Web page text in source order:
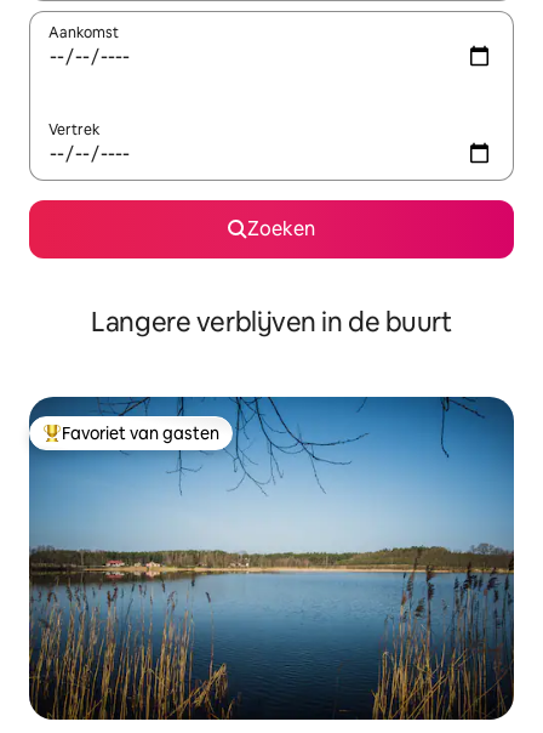
Aankomst
Vertrek
Zoeken
Langere verblijven in de buurt
Topfavoriet van gasten
Favoriet van gasten